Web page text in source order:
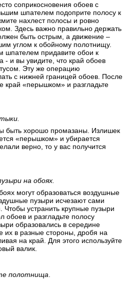
соприкосновения обоев с
шпателем подоприте полосу к
нахлест полосы и ровно
Здесь важно правильно держать
быть острым, а движение –
углом к обойному полотнищу.
шпателем придавите обои к
- и вы увидите, что край обоев
Эту же операцию
с нижней границей обоев. После
край «перышком» и разгладьте
быть хорошо промазаны. Излишек
«перышком» и убирается
верно, то у вас получится
на обоях.
могут образоваться воздушные
пузыри исчезают сами
Чтобы устранить крупные пузыри
обоев и разгладьте полосу
образовались в середине
их в разные стороны, дробя на
на край. Для этого используйте
валик.
полотнища.